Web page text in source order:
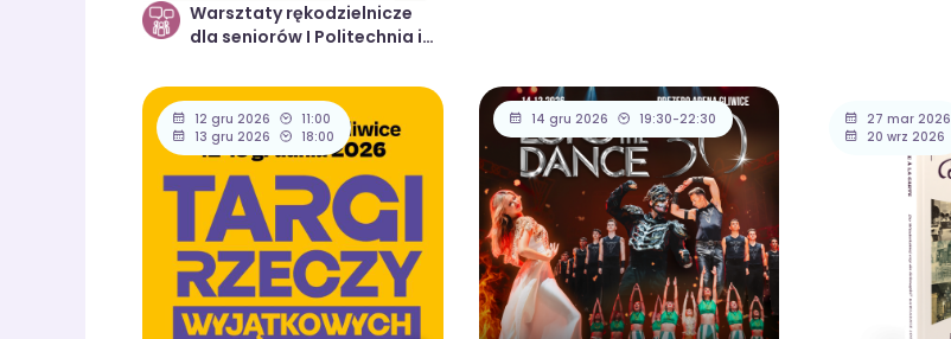
Warsztaty rękodzielnicze
dla seniorów I Politechnia i
12 gru 2026
11:00
13 gru 2026
18:00
14 gru 2026 19:30-22:30
27 mar 2026
20 wrz 2026